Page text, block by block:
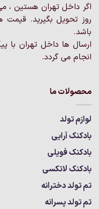
روز تحویل بگیرید.
باشد.
ارسال ها داخل تهران با
انجام می گردد.
محصولات ما
لوازم تولد
بادکنک آرایی
بادکنک فویلی
بادکنک لاتکسی
تم تولد دخترانه
تم تولد پسرانه